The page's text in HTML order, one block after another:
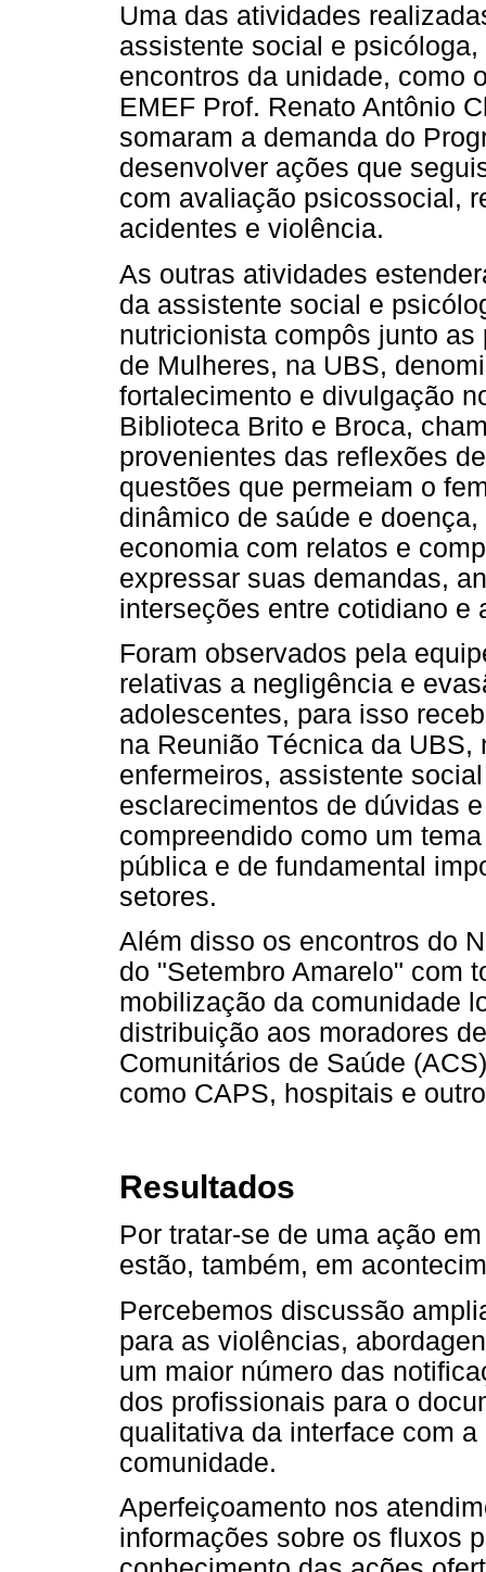
Uma das atividades
assistente social e
encontros da unidade, como
EMEF Prof. Renato Antônio
somaram a demanda do
desenvolver ações que
com avaliação psicossocial,
acidentes e violência.
As outras atividades
da assistente social e
nutricionista compôs junto
de Mulheres, na UBS,
fortalecimento e divulgação
Biblioteca Brito e Broca,
provenientes das reflexões
questões que permeiam o
dinâmico de saúde e
economia com relatos e
expressar suas demandas,
interseções entre cotidiano
Foram observados pela
relativas a negligência e
adolescentes, para isso
na Reunião Técnica da
enfermeiros, assistente
esclarecimentos de dúvidas
compreendido como um
pública e de fundamental
setores.
Além disso os encontros do
do "Setembro Amarelo" com
mobilização da comunidade
distribuição aos moradores
Comunitários de Saúde
como CAPS, hospitais e
Resultados
Por tratar-se de uma ação
estão, também, em
Percebemos discussão
para as violências,
um maior número das
dos profissionais para o
qualitativa da interface com
comunidade.
Aperfeiçoamento nos
informações sobre os fluxos